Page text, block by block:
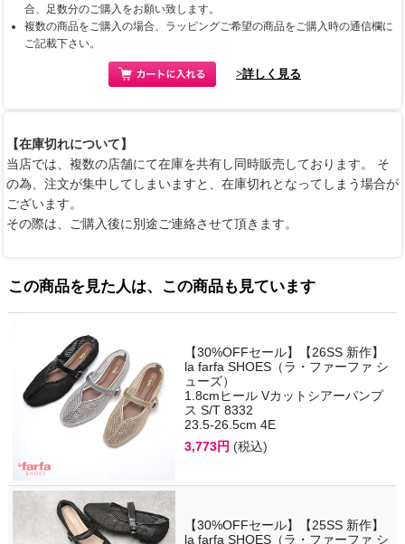
合、足数分のご購入をお願い致します。
複数の商品をご購入の場合、ラッピングご希望の商品をご購入時の通信欄に
ご記載下さい。
>詳しく見る
【在庫切れについて】
当店では、複数の店舗にて在庫を共有し同時販売しております。 そ
の為、注文が集中してしまいますと、在庫切れとなってしまう場合が
ございます。
その際は、ご購入後に別途ご連絡させて頂きます。
この商品を見た人は、この商品も見ています
【30%OFFセール】【26SS 新作】
la farfa SHOES（ラ・ファーファ シ
ューズ）
1.8cmヒール Vカットシアーパンプ
ス S/T 8332
23.5-26.5cm 4E
3,773円 (税込)
【30%OFFセール】【25SS 新作】
la farfa SHOES（ラ・ファーファ シ